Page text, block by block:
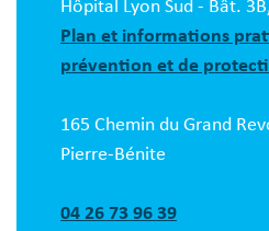
Hôpital Lyon Sud - Bât.
Plan et informations
prévention et de
165 Chemin du Grand
Pierre-Bénite
04 26 73 96 39